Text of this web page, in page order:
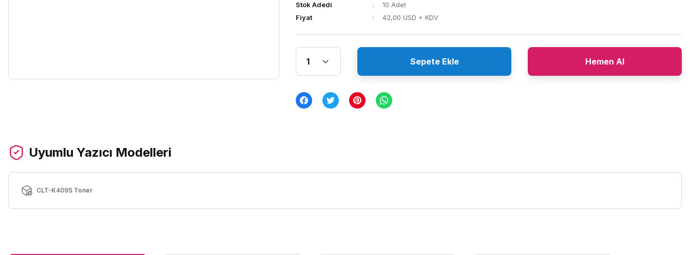
Stok Adedi
10 Adet
Fiyat
42,00 USD + KDV
Sepete Ekle Hemen Al
Uyumlu Yazıcı Modelleri
CLT-K409S Toner